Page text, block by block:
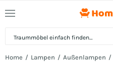
Home Lampen Außenlampen